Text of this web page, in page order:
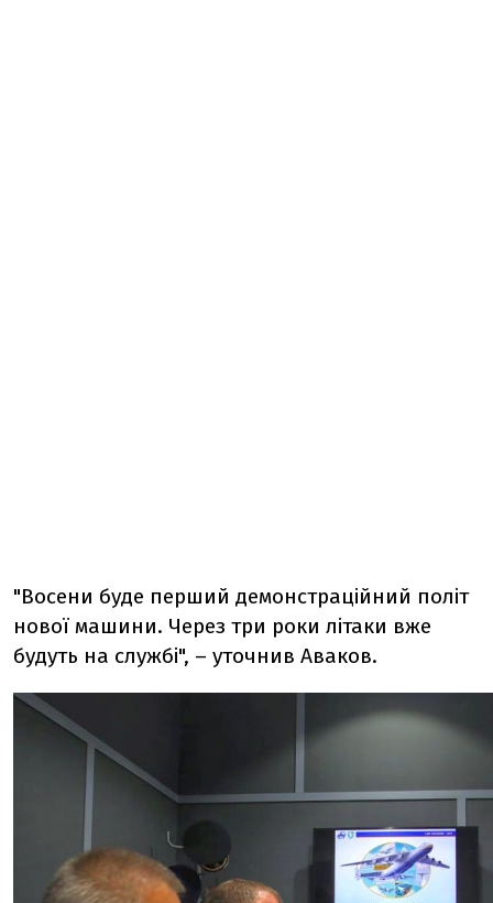
"Восени буде перший демонстраційний політ
нової машини. Через три роки літаки вже
будуть на службі", – уточнив Аваков.